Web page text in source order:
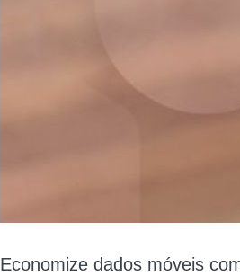
Economize dados móveis